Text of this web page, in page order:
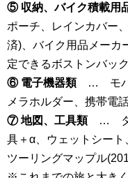
⑤ 収納、バイク積載用
ポーチ、レインカバー
済)、バイク用品メーカ
定できるボストンバッ
⑥ 電子機器類… モバイ
メラホルダー、携帯電
⑦ 地図、工具類… タイ
具＋α、ウェットシー
ツーリングマップル